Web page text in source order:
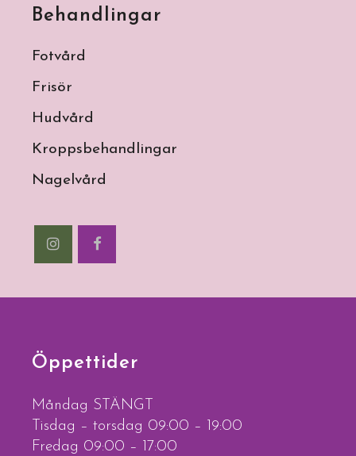
Behandlingar
Fotvård
Frisör
Hudvård
Kroppsbehandlingar
Nagelvård
Öppettider
Måndag STÄNGT
Tisdag – torsdag 09:00 – 19:00
Fredag 09:00 – 17:00